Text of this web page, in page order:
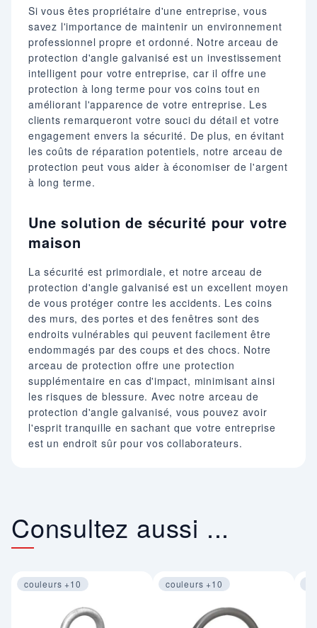
Si vous êtes propriétaire d'une entreprise, vous
savez l'importance de maintenir un environnement
professionnel propre et ordonné. Notre arceau de
protection d'angle galvanisé est un investissement
intelligent pour votre entreprise, car il offre une
protection à long terme pour vos coins tout en
améliorant l'apparence de votre entreprise. Les
clients remarqueront votre souci du détail et votre
engagement envers la sécurité. De plus, en évitant
les coûts de réparation potentiels, notre arceau de
protection peut vous aider à économiser de l'argent
à long terme.
Une solution de sécurité pour votre
maison
La sécurité est primordiale, et notre arceau de
protection d'angle galvanisé est un excellent moyen
de vous protéger contre les accidents. Les coins
des murs, des portes et des fenêtres sont des
endroits vulnérables qui peuvent facilement être
endommagés par des coups et des chocs. Notre
arceau de protection offre une protection
supplémentaire en cas d'impact, minimisant ainsi
les risques de blessure. Avec notre arceau de
protection d'angle galvanisé, vous pouvez avoir
l'esprit tranquille en sachant que votre entreprise
est un endroit sûr pour vos collaborateurs.
Consultez aussi ...
couleurs +10
Image 1 sur 4
couleurs +10
Image 1 sur 4